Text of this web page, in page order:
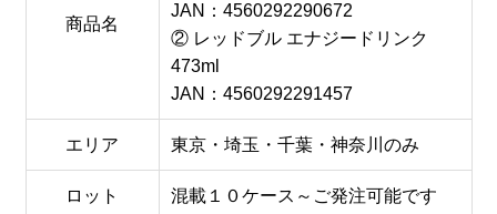
商品名
JAN：4560292290672
② レッドブル エナジードリンク
473ml
JAN：4560292291457
エリア 東京・埼玉・千葉・神奈川のみ
ロット 混載１０ケース～ご発注可能です